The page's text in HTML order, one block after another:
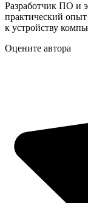
Разработчик ПО и
практический
к устройству
Оцените автора